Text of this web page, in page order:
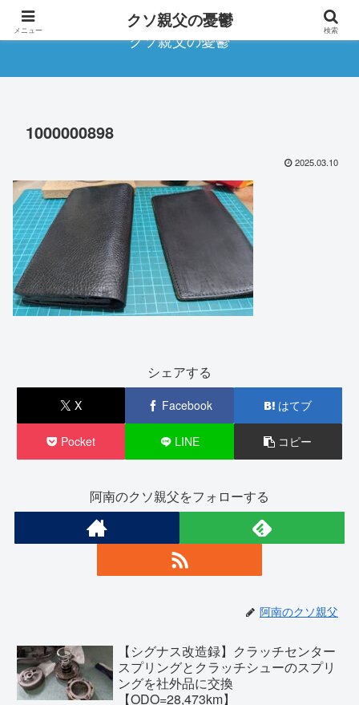
クソ親父の憂鬱
1000000898
2025.03.10
シェアする
X Facebook はてブ
Pocket LINE コピー
阿南のクソ親父をフォローする
阿南のクソ親父
【シグナス改造録】クラッチセンター
スプリングとクラッチシューのスプリ
ングを社外品に交換
【ODO=28,473km】
メニュー クソ親父の憂鬱 検索